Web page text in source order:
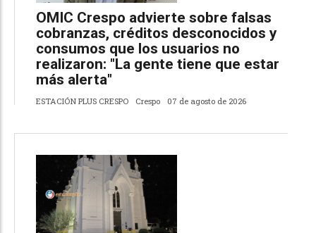
OMIC Crespo advierte sobre falsas
cobranzas, créditos desconocidos y
consumos que los usuarios no
realizaron: "La gente tiene que estar
más alerta"
ESTACIÓN PLUS CRESPO Crespo 07 de agosto de 2026